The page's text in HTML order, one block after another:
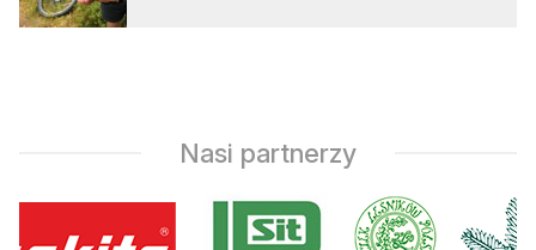
Nasi partnerzy